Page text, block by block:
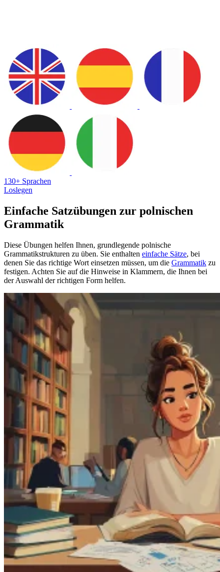
130+ Sprachen
Loslegen
Einfache Satzübungen zur polnischen
Grammatik
Diese Übungen helfen Ihnen, grundlegende polnische
Grammatikstrukturen zu üben. Sie enthalten einfache Sätze, bei
denen Sie das richtige Wort einsetzen müssen, um die Grammatik zu
festigen. Achten Sie auf die Hinweise in Klammern, die Ihnen bei
der Auswahl der richtigen Form helfen.